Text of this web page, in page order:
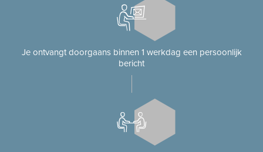
Je ontvangt doorgaans binnen 1 werkdag een persoonlijk
bericht